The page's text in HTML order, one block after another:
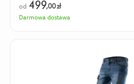
od 499,00zł
Darmowa dostawa